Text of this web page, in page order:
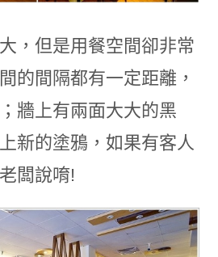
，但是用餐空間卻非常
的間隔都有一定距離，
牆上有兩面大大的黑
新的塗鴉，如果有客人
闆說唷!